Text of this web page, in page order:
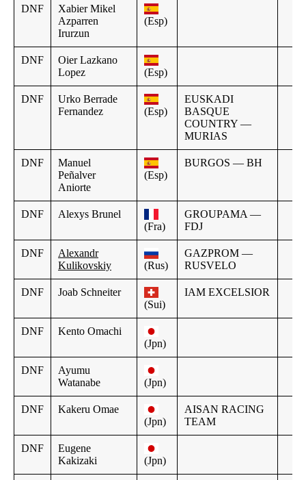
DNF
Xabier Mikel
Azparren
Irurzun
(Esp)
DNF
Oier Lazkano
Lopez
(Esp)
DNF
Urko Berrade
Fernandez
(Esp)
EUSKADI
BASQUE
COUNTRY —
MURIAS
DNF
Manuel
Peñalver
Aniorte
(Esp)
BURGOS — BH
DNF
Alexys Brunel
(Fra)
GROUPAMA —
FDJ
DNF
Alexandr
Kulikovskiy
(Rus)
GAZPROM —
RUSVELO
DNF
Joab Schneiter
(Sui)
IAM EXCELSIOR
DNF
Kento Omachi
(Jpn)
DNF
Ayumu
Watanabe
(Jpn)
DNF
Kakeru Omae
(Jpn)
AISAN RACING
TEAM
DNF
Eugene
Kakizaki
(Jpn)